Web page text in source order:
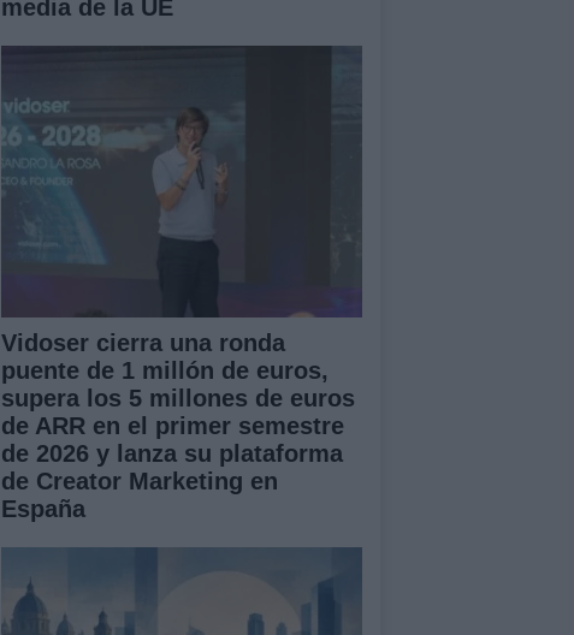
media de la UE
Vidoser cierra una ronda
puente de 1 millón de euros,
supera los 5 millones de euros
de ARR en el primer semestre
de 2026 y lanza su plataforma
de Creator Marketing en
España